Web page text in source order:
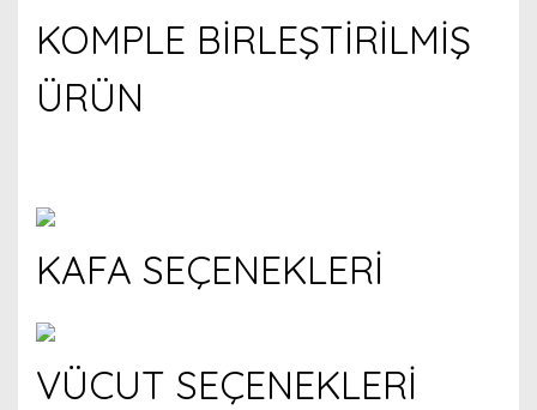
KOMPLE BİRLEŞTİRİLMİŞ
ÜRÜN
KAFA SEÇENEKLERİ
VÜCUT SEÇENEKLERİ